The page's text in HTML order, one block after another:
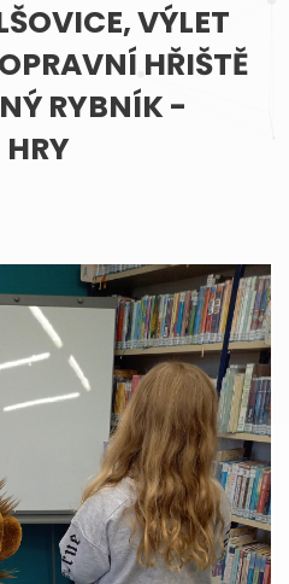
VÝLET
HŘIŠTĚ
RYBNÍK -